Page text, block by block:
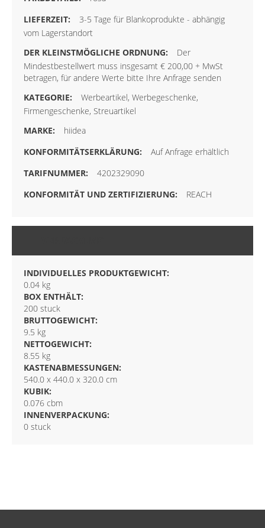
3-5 Tage für Blankoprodukte - abhängig
vom Lagerstandort
Der
Mindestbestellwert muss insgesamt € 200,00 + MwSt
betragen, für andere Werte bitte Ihre Anfrage senden
Werbeartikel, Werbegeschenke,
Firmengeschenke, Streuartikel
hiidea
Auf Anfrage erhältlich
4202329090
REACH
INDIVIDUELLES PRODUKTGEWICHT:
0.04 kg
BOX ENTHÄLT:
200 stuck
BRUTTOGEWICHT:
9.5 kg
NETTOGEWICHT:
8.55 kg
KASTENABMESSUNGEN:
540.0 x 440.0 x 320.0 cm
KUBIK:
0.076 cbm
INNENVERPACKUNG:
0 stuck